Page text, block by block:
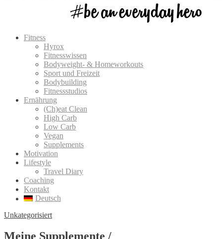
Fitness
Hyrox
Fitnesswissen
Bodyweight- & Homeworkouts
Sport und Freizeit
Bodybuilding
Fitnessstudios
Ernährung
(Ch)eat Clean
High Carb
Low Carb
Vegan
Supplements
Motivation
Lifestyle
Travel Diary
Coaching
Kontakt
Deutsch
Unkategorisiert
Meine Supplemente /